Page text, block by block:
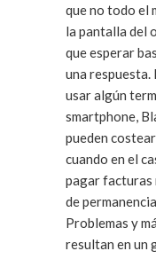
que no todo el
la pantalla del
que esperar
una respuesta.
usar algún
smartphone,
pueden
cuando en el
pagar facturas
de
Problemas y
resultan en un